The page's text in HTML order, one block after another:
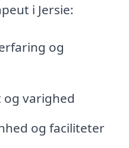
i Jersie:
og
og varighed
og faciliteter